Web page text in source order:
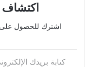
اكتشاف
اشترك للحصول على
كتابة بريدك الإلكتروني...